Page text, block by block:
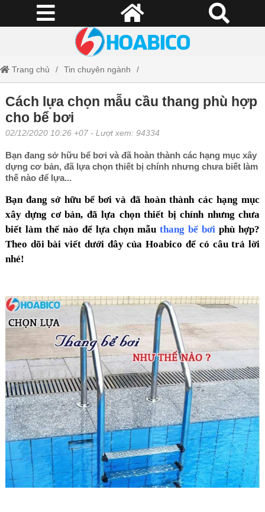
Trang chủ Tin chuyên ngành
Cách lựa chọn mẫu cầu thang phù hợp cho bể bơi
Cách lựa chọn mẫu cầu thang phù hợp
cho bể bơi
02/12/2020 10:26 +07 - Lượt xem: 94334
Bạn đang sở hữu bể bơi và đã hoàn thành các hạng mục xây
dựng cơ bản, đã lựa chọn thiết bị chính nhưng chưa biết làm
thế nào để lựa...
Bạn đang sở hữu bể bơi và đã hoàn thành các hạng mục
xây dựng cơ bản, đã lựa chọn thiết bị chính nhưng chưa
biết làm thế nào để lựa chọn mẫuthang bể bơi phù hợp?
Theo dõi bài viết dưới đây của Hoabico để có câu trả lời
nhé!